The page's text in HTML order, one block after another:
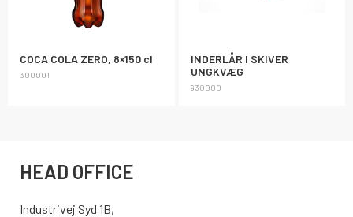
COCA COLA ZERO, 8×150 cl
300001
INDERLÅR I SKIVER
UNGKVÆG
930000
HEAD OFFICE
Industrivej Syd 1B,